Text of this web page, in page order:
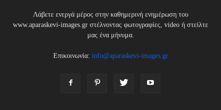
Λάβετε ενεργά μέρος στην καθημερινή ενημέρωση του
www.aparaskevi-images.gr στέλνοντας φωτογραφίες, video ή στείλτε
μας ένα μήνυμα.
Επικοινωνία: info@aparaskevi-images.gr